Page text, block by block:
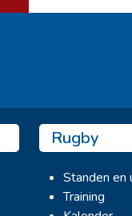
Rugby
Standen en
Training